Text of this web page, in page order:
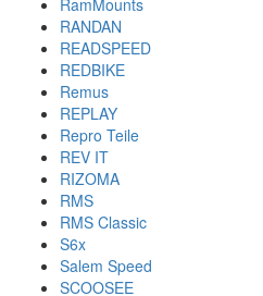
RamMounts
RANDAN
READSPEED
REDBIKE
Remus
REPLAY
Repro Teile
REV IT
RIZOMA
RMS
RMS Classic
S6x
Salem Speed
SCOOSEE